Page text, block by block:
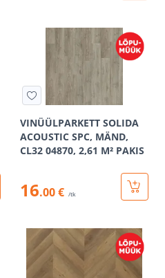
VINÜÜLPARKETT SOLIDA
ACOUSTIC SPC, MÄND,
CL32 04870, 2,61 M² PAKIS
16.00 € /tk